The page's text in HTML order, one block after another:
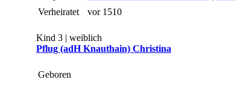
Verheiratet
vor 1510
Kind 3 | weiblich
Pflug (adH Knauthain) Christina
Geboren